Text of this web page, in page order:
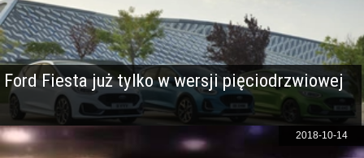
Ford Fiesta już tylko w wersji pięciodrzwiowej
2018-10-14